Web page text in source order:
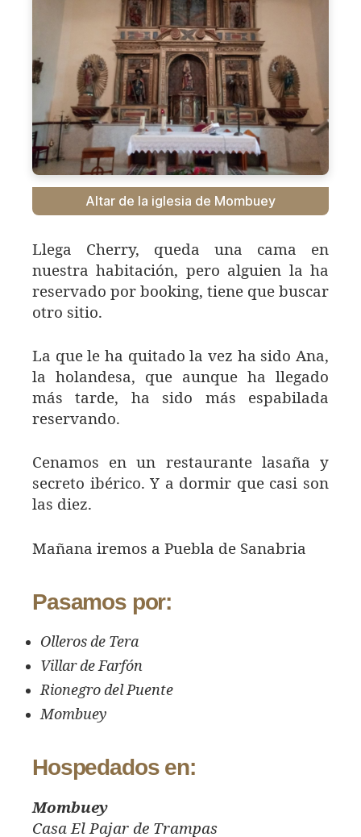
Altar de la iglesia de Mombuey
Llega Cherry, queda una cama en
nuestra habitación, pero alguien la ha
reservado por booking, tiene que buscar
otro sitio.
La que le ha quitado la vez ha sido Ana,
la holandesa, que aunque ha llegado
más tarde, ha sido más espabilada
reservando.
Cenamos en un restaurante lasaña y
secreto ibérico. Y a dormir que casi son
las diez.
Mañana iremos a Puebla de Sanabria
Pasamos por:
Olleros de Tera
Villar de Farfón
Rionegro del Puente
Mombuey
Hospedados en:
Mombuey
Casa El Pajar de Trampas